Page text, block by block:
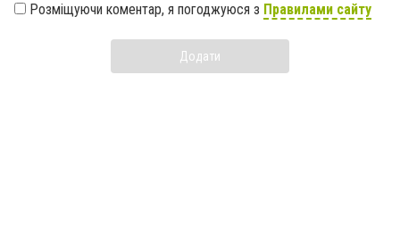
Розміщуючи коментар, я погоджуюся з Правилами сайту
Додати